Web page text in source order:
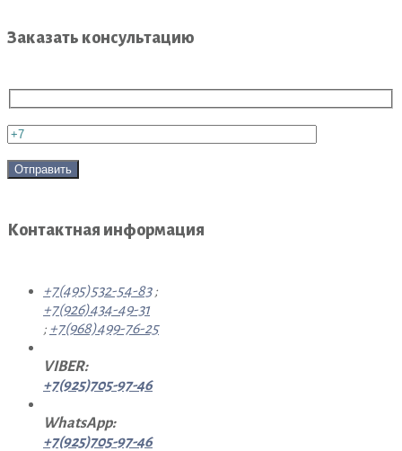
Заказать консультацию
Контактная информация
+7(495)532-54-83 ;
+7(926)434-49-31
; +7(968)499-76-25
VIBER:
+7(925)705-97-46
WhatsApp:
+7(925)705-97-46